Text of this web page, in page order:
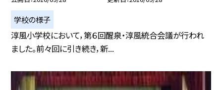
学校の様子
淳風小学校において，第６回醒泉・淳風統合会議が行われ
ました。前々回に引き続き，新...